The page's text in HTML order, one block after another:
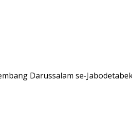
Darussalam se-